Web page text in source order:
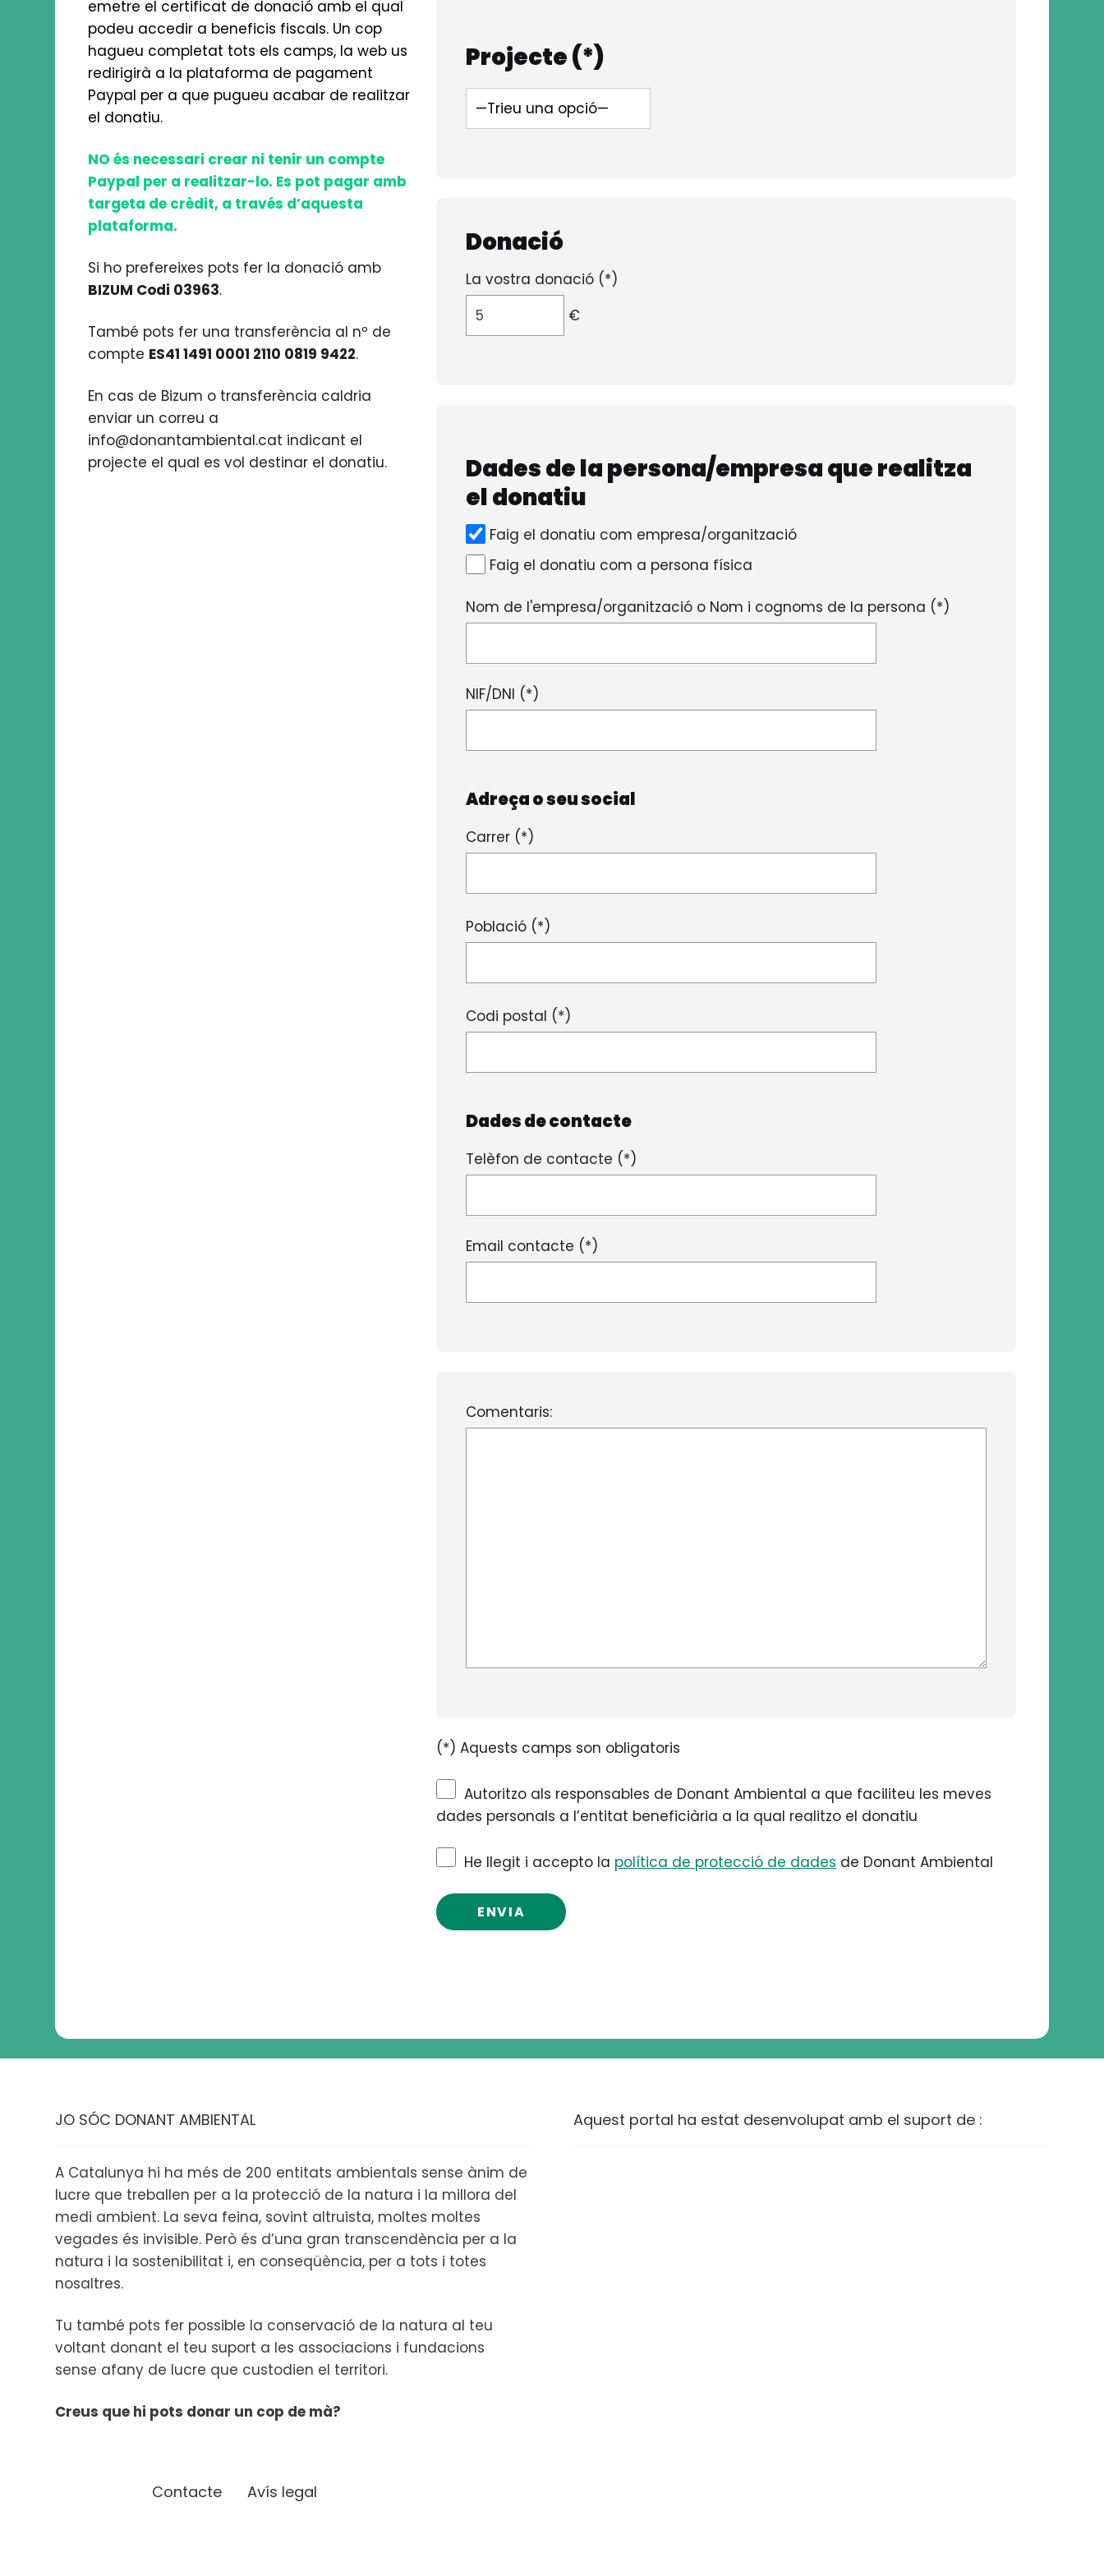
emetre el certificat de donació amb el qual
podeu accedir a beneficis fiscals. Un cop
hagueu completat tots els camps, la web us
redirigirà a la plataforma de pagament
Paypal per a que pugueu acabar de realitzar
el donatiu.
NO és necessari crear ni tenir un compte
Paypal per a realitzar-lo. Es pot pagar amb
targeta de crèdit, a través d’aquesta
plataforma.
Si ho prefereixes pots fer la donació amb
BIZUM Codi 03963.
També pots fer una transferència al nº de
compte ES41 1491 0001 2110 0819 9422.
En cas de Bizum o transferència caldria
enviar un correu a
info@donantambiental.cat indicant el
projecte el qual es vol destinar el donatiu.
Projecte (*)
Donació
La vostra donació (*)
€
Dades de la persona/empresa que realitza
el donatiu
Faig el donatiu com empresa/organització
Faig el donatiu com a persona física
Nom de l'empresa/organització o Nom i cognoms de la persona (*)
NIF/DNI (*)
Adreça o seu social
Carrer (*)
Població (*)
Codi postal (*)
Dades de contacte
Telèfon de contacte (*)
Email contacte (*)
Comentaris:
(*) Aquests camps son obligatoris
Autoritzo als responsables de Donant Ambiental a que faciliteu les meves
dades personals a l’entitat beneficiària a la qual realitzo el donatiu
He llegit i accepto la política de protecció de dades de Donant Ambiental
JO SÓC DONANT AMBIENTAL
A Catalunya hi ha més de 200 entitats ambientals sense ànim de
lucre que treballen per a la protecció de la natura i la millora del
medi ambient. La seva feina, sovint altruista, moltes moltes
vegades és invisible. Però és d’una gran transcendència per a la
natura i la sostenibilitat i, en conseqüència, per a tots i totes
nosaltres.
Tu també pots fer possible la conservació de la natura al teu
voltant donant el teu suport a les associacions i fundacions
sense afany de lucre que custodien el territori.
Creus que hi pots donar un cop de mà?
Contacte Avís legal
Aquest portal ha estat desenvolupat amb el suport de :